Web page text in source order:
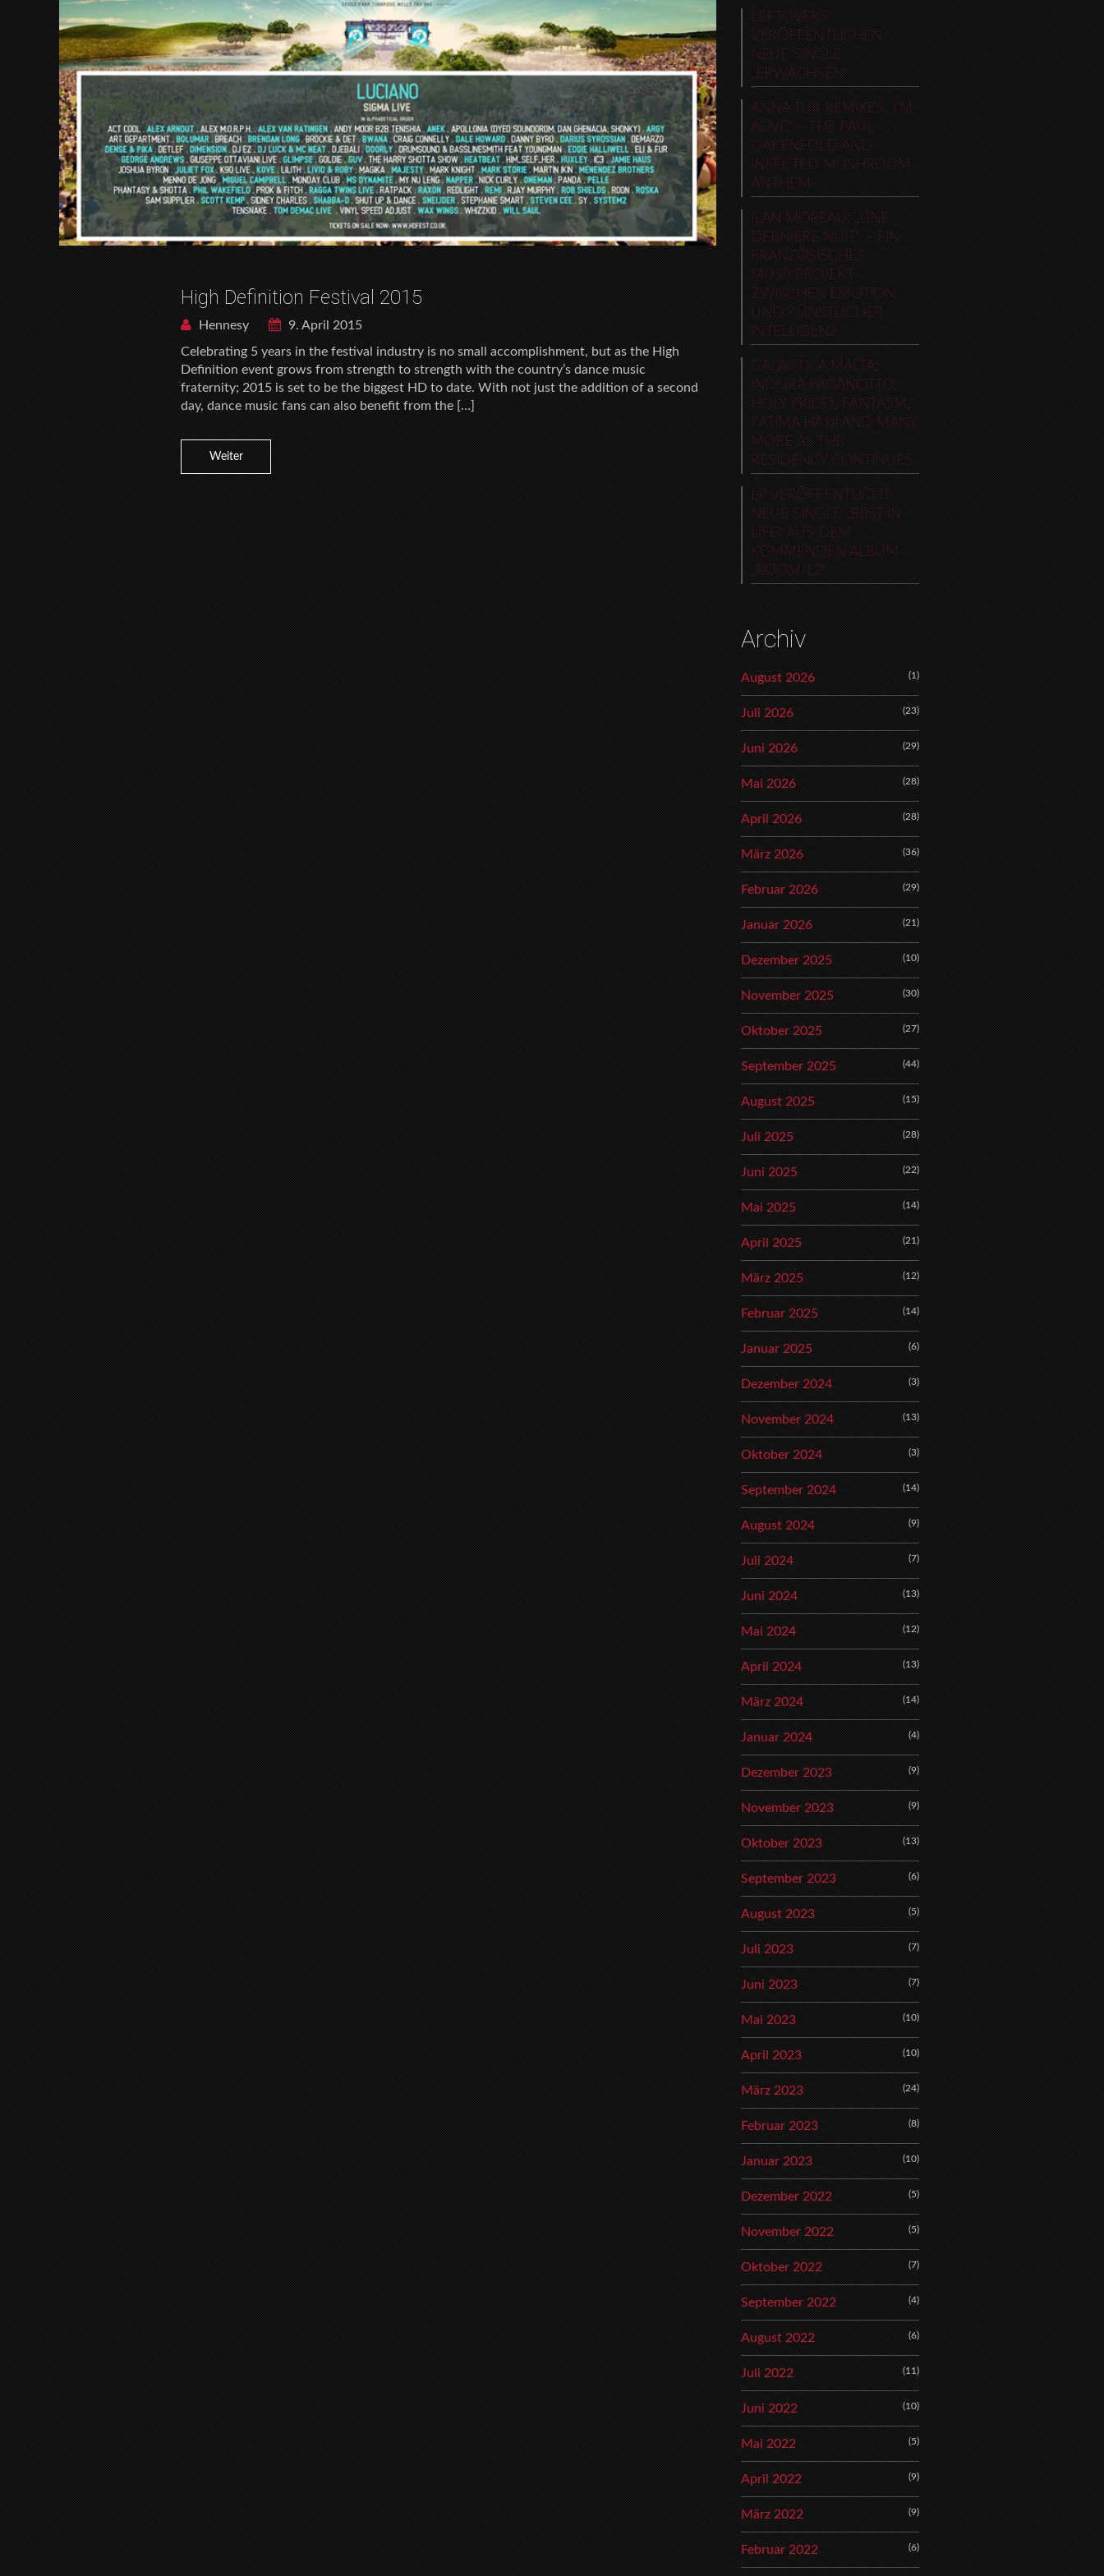
High Definition Festival 2015
Hennesy
9. April 2015
Celebrating 5 years in the festival industry is no small accomplishment, but as the High
Definition event grows from strength to strength with the country’s dance music
fraternity; 2015 is set to be the biggest HD to date. With not just the addition of a second
day, dance music fans can also benefit from the […]
Weiter
LEFTOVERS
VERÖFFENTLICHEN
NEUE SINGLE
„ERWACHSEN“
ANNA TUR REMIXES „I’M
ALIVE“ – THE PAUL
OAKENFOLD AND
INFECTED MUSHROOM
ANTHEM
ILAN MOREAU: „UNE
DERNIÈRE NUIT“ – EIN
FRANZÖSISCHES
MUSIKPROJEKT
ZWISCHEN EMOTION
UND KÜNSTLICHER
INTELLIGENZ
GALACTICA MALTA:
INDORA PAGANOTTO,
HOLY PRIEST, FANTASM,
FATIMA HAJJI AND MANY
MORE AS THE
RESIDENCY CONTINUES
LP VERÖFFENTLICHT
NEUE SINGLE „BEST IN
LIFE“ AUS DEM
KOMMENDEN ALBUM
„ROOM 12“
Archiv
August 2026 (1)
Juli 2026 (23)
Juni 2026 (29)
Mai 2026 (28)
April 2026 (28)
März 2026 (36)
Februar 2026 (29)
Januar 2026 (21)
Dezember 2025 (10)
November 2025 (30)
Oktober 2025 (27)
September 2025 (44)
August 2025 (15)
Juli 2025 (28)
Juni 2025 (22)
Mai 2025 (14)
April 2025 (21)
März 2025 (12)
Februar 2025 (14)
Januar 2025 (6)
Dezember 2024 (3)
November 2024 (13)
Oktober 2024 (3)
September 2024 (14)
August 2024 (9)
Juli 2024 (7)
Juni 2024 (13)
Mai 2024 (12)
April 2024 (13)
März 2024 (14)
Januar 2024 (4)
Dezember 2023 (9)
November 2023 (9)
Oktober 2023 (13)
September 2023 (6)
August 2023 (5)
Juli 2023 (7)
Juni 2023 (7)
Mai 2023 (10)
April 2023 (10)
März 2023 (24)
Februar 2023 (8)
Januar 2023 (10)
Dezember 2022 (5)
November 2022 (5)
Oktober 2022 (7)
September 2022 (4)
August 2022 (6)
Juli 2022 (11)
Juni 2022 (10)
Mai 2022 (5)
April 2022 (9)
März 2022 (9)
Februar 2022 (6)